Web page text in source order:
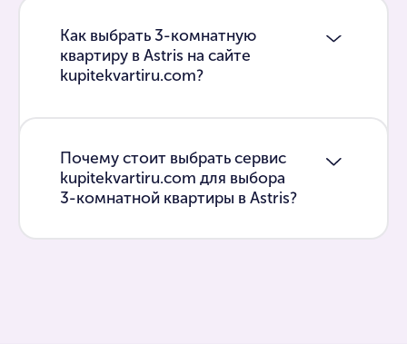
Как выбрать 3-комнатную
квартиру в Astris на сайте
kupitekvartiru.com?
Почему стоит выбрать сервис
kupitekvartiru.com для выбора
3-комнатной квартиры в Astris?